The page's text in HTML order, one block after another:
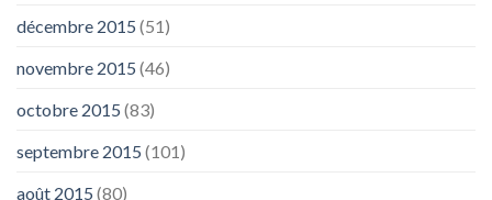
décembre 2015 (51)
novembre 2015 (46)
octobre 2015 (83)
septembre 2015 (101)
août 2015 (80)